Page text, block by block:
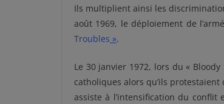
Ils multiplient ainsi les
août 1969, le déploiement de
Troubles ».
Le 30 janvier 1972, lors du «
catholiques alors qu’ils
assiste à l’intensification du